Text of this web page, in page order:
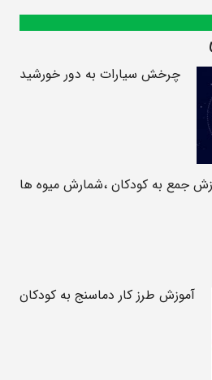
چرخش سیارات به دور خورشید
جمع به کودکان ،شمارش میوه ها
آموزش طرز کار دماسنج به کودکان